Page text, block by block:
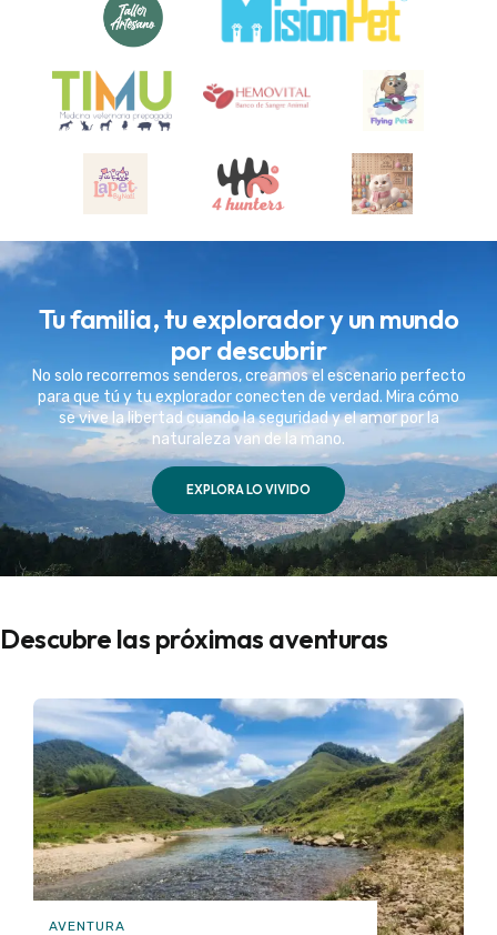
Tu familia, tu explorador y un mundo
por descubrir
No solo recorremos senderos, creamos el escenario perfecto
para que tú y tu explorador conecten de verdad. Mira cómo
se vive la libertad cuando la seguridad y el amor por la
naturaleza van de la mano.
EXPLORA LO VIVIDO
Descubre las próximas aventuras
AVENTURA